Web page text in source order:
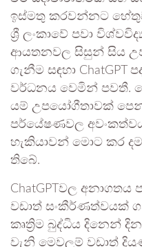
ඉස්මතු කරවන්නට
ශ්‍රී ලංකාවේ පවා
ආයතනවල සිසුන් සිය
ගැනීම සඳහා ChatGPT
වර්ධනය වෙමින් පවතී.
යම් උපයෝගීතාවක්
පර්යේෂණවල
හැකියාවන් මොට කර
තිබේ.
ChatGPTවල අනාගතය
වඩාත් සංකීර්ණත්වයක්
කෘත්‍රිම බුද්ධිය දිනෙන් දින
වැනි මෙවලම් වඩාත්